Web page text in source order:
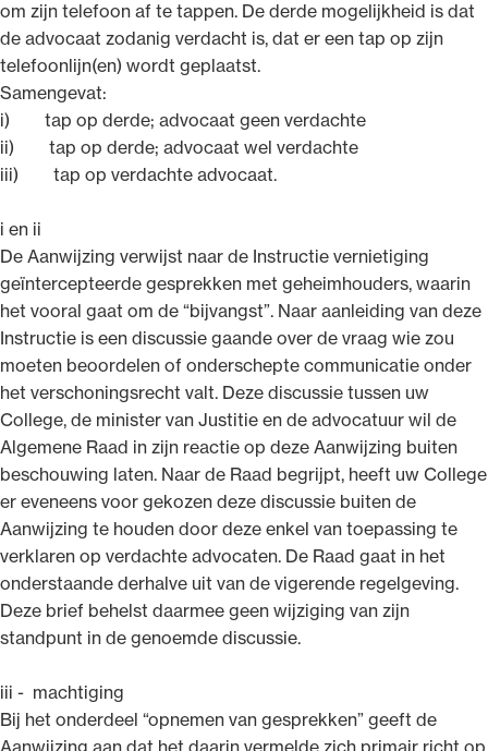
om zijn telefoon af te tappen. De derde mogelijkheid is dat
de advocaat zodanig verdacht is, dat er een tap op zijn
telefoonlijn(en) wordt geplaatst.
Samengevat:
i) tap op derde; advocaat geen verdachte
ii) tap op derde; advocaat wel verdachte
iii) tap op verdachte advocaat.
i en ii
De Aanwijzing verwijst naar de Instructie vernietiging
geïntercepteerde gesprekken met geheimhouders, waarin
het vooral gaat om de “bijvangst”. Naar aanleiding van deze
Instructie is een discussie gaande over de vraag wie zou
moeten beoordelen of onderschepte communicatie onder
het verschoningsrecht valt. Deze discussie tussen uw
College, de minister van Justitie en de advocatuur wil de
Algemene Raad in zijn reactie op deze Aanwijzing buiten
beschouwing laten. Naar de Raad begrijpt, heeft uw College
er eveneens voor gekozen deze discussie buiten de
Aanwijzing te houden door deze enkel van toepassing te
verklaren op verdachte advocaten. De Raad gaat in het
onderstaande derhalve uit van de vigerende regelgeving.
Deze brief behelst daarmee geen wijziging van zijn
standpunt in de genoemde discussie.
iii - machtiging
Bij het onderdeel “opnemen van gesprekken” geeft de
Aanwijzing aan dat het daarin vermelde zich primair richt op